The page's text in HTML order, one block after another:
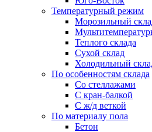
Температурный режим
Морозильный
Теплого склада
Сухой склад
Холодильный
По особенностям склада
Со стеллажами
С кран-балкой
С ж/д веткой
По материалу пола
Бетон